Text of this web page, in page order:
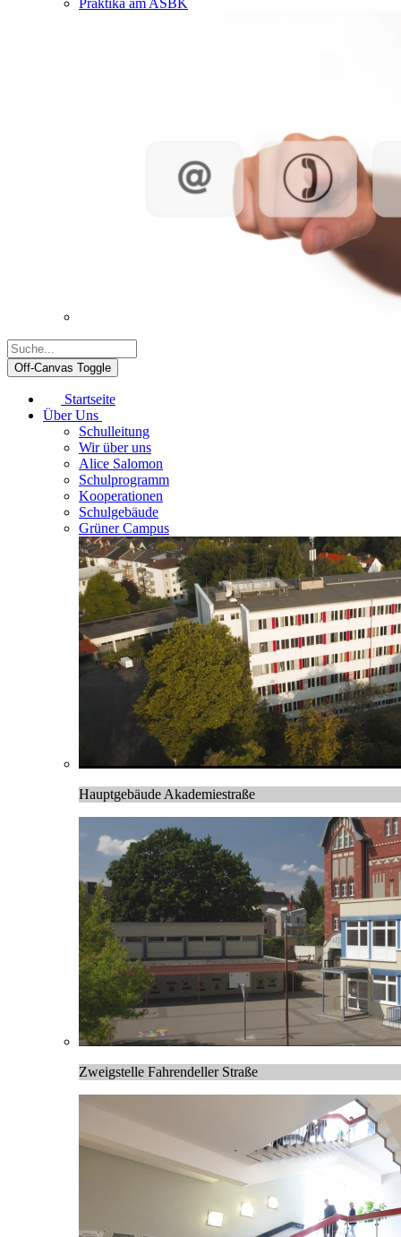
Praktika am ASBK
Off-Canvas Toggle
Startseite
Über Uns
Schulleitung
Wir über uns
Alice Salomon
Schulprogramm
Kooperationen
Schulgebäude
Grüner Campus
Hauptgebäude Akademiestraße
Zweigstelle Fahrendeller Straße